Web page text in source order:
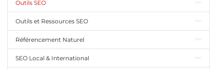
Outils SEO
Outils et Ressources SEO
Référencement Naturel
SEO Local & International